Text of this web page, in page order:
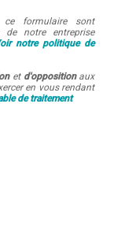
formulaire sont
de notre entreprise
notre politique de
et d'oppositionaux
en vous rendant
de traitement